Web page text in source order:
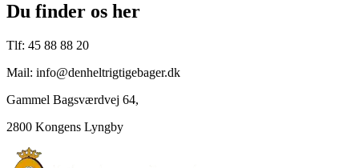
Du finder os her
Tlf: 45 88 88 20
Mail: info@denheltrigtigebager.dk
Gammel Bagsværdvej 64,
2800 Kongens Lyngby